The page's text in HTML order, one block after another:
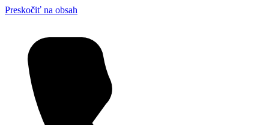
Preskočiť na obsah